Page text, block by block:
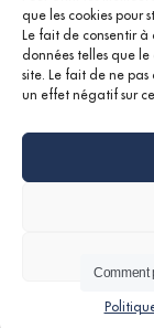
que les cookies pour
Le fait de consentir à
données telles que
site. Le fait de ne
un effet négatif sur
Nathan
Comment